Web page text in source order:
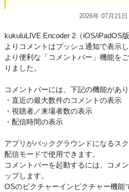
2026年 07月21日
kukuluLIVE Encoder 2（iOS/iPadOS
よりコメントはプッシュ通知で表示し
より便利な「コメントバー」機能を
りました。
コメントバーには、下記の機能があり
・直近の最大数件のコメントの表示
・視聴者／来場者数の表示
・配信時間の表示
アプリがバックグラウンドになるス
配信モードで使用できます。
コメントバーを起動するには、コメ
ップします。
OSのピクチャーインピクチャー機能